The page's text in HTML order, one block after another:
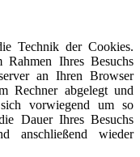
Technik der Cookies.
Ihres Besuchs
an Ihren Browser
Rechner abgelegt und
vorwiegend um so
Dauer Ihres Besuchs
anschließend wieder